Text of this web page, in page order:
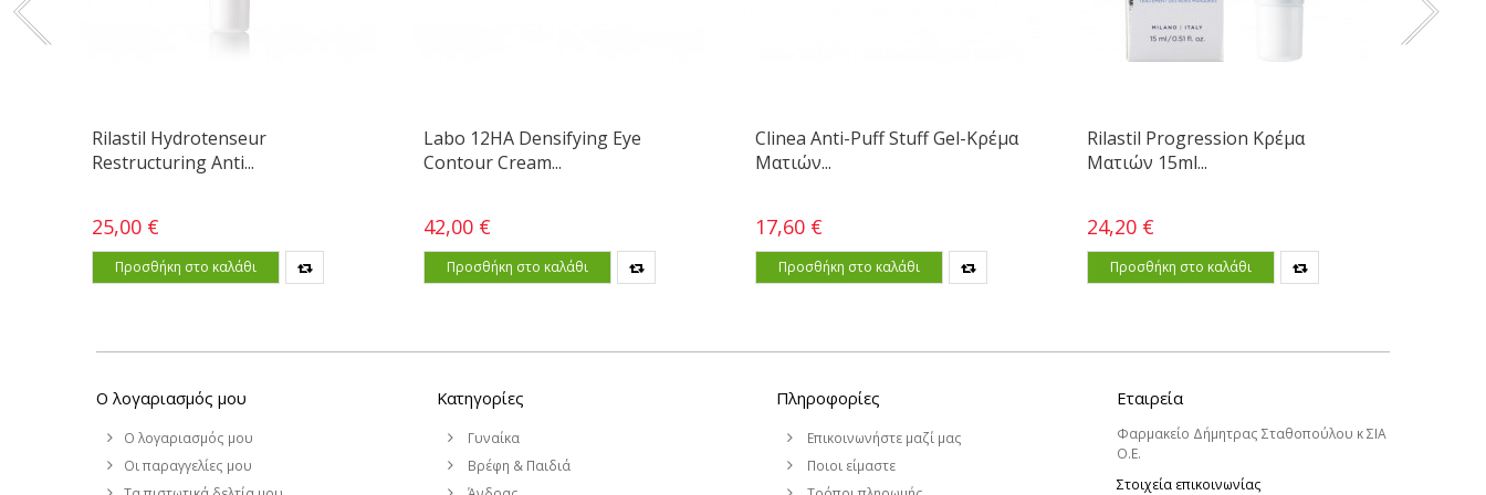
Rilastil Hydrotenseur
Restructuring Anti...
25,00 €
Προσθήκη στο καλάθι
Labo 12HA Densifying Eye
Contour Cream...
42,00 €
Προσθήκη στο καλάθι
Clinea Anti-Puff Stuff Gel-Κρέμα
Ματιών...
17,60 €
Προσθήκη στο καλάθι
Rilastil Progression Κρέμα
Ματιών 15ml...
24,20 €
Προσθήκη στο καλάθι
Ο λογαριασμός μου
Ο λογαριασμός μου
Οι παραγγελίες μου
Κατηγορίες
Γυναίκα
Βρέφη & Παιδιά
Πληροφορίες
Επικοινωνήστε μαζί μας
Ποιοι είμαστε
Εταιρεία
Φαρμακείο Δήμητρας Σταθοπούλου κ ΣΙΑ
Ο.Ε.
Στοιχεία επικοινωνίας